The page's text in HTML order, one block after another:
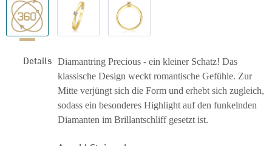
Details Diamantring Precious - ein kleiner Schatz! Das
klassische Design weckt romantische Gefühle. Zur
Mitte verjüngt sich die Form und erhebt sich zugleich,
sodass ein besonderes Highlight auf den funkelnden
Diamanten im Brillantschliff gesetzt ist.